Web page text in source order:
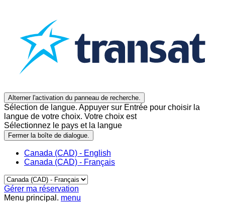
Alterner l'activation du panneau de recherche.
Sélection de langue. Appuyer sur Entrée pour choisir la
langue de votre choix. Votre choix est
Sélectionnez le pays et la langue
Fermer la boîte de dialogue.
Canada (CAD) - English
Canada (CAD) - Français
Gérer ma réservation
Menu principal. menu